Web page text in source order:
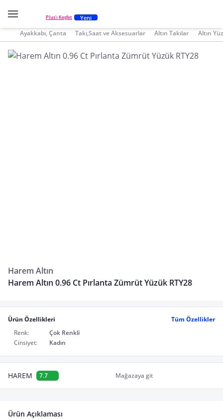
Plus'ı Keşfet Yeni
Ayakkabı, Çanta Takı,Saat ve Aksesuarlar Altın Takılar Altın
Harem Altın
Harem Altın 0.96 Ct Pırlanta Zümrüt Yüzük RTY28
Ürün Özellikleri
Tüm Özellikler
Renk:
Çok Renkli
Cinsiyet:
Kadın
HAREM 7.7 Mağazaya git
Ürün Açıklaması